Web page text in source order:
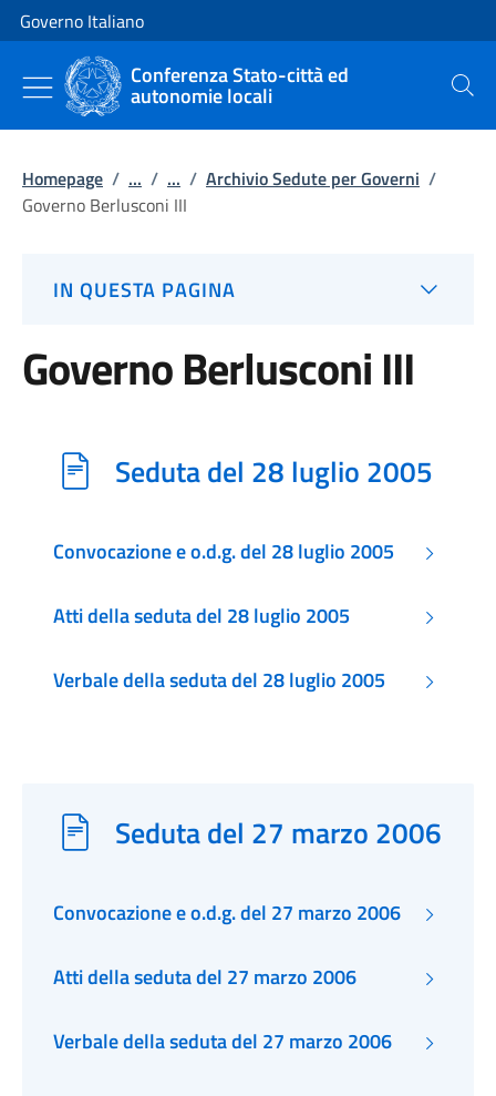
Vai al contenuto
Vai alla navigazione del sito
Governo Italiano
Conferenza Stato-città ed
autonomie locali Cerca
Homepage / ... / ... / Archivio Sedute per Governi /
Governo Berlusconi III
IN QUESTA PAGINA
Governo Berlusconi III
Seduta del 28 luglio 2005
Convocazione e o.d.g. del 28 luglio 2005
Atti della seduta del 28 luglio 2005
Verbale della seduta del 28 luglio 2005
Seduta del 27 marzo 2006
Convocazione e o.d.g. del 27 marzo 2006
Atti della seduta del 27 marzo 2006
Verbale della seduta del 27 marzo 2006